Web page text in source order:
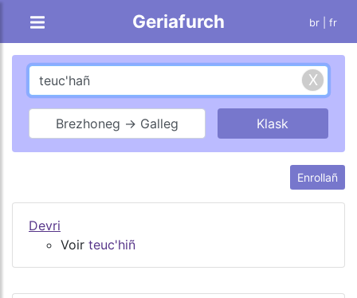
Geriafurch br | fr
Brezhoneg → Galleg
Enrollañ
Devri
Voir teuc'hiñ